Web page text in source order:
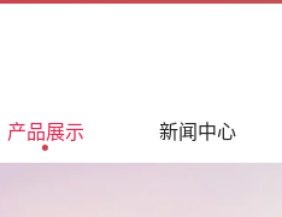
产品展示 新闻中心